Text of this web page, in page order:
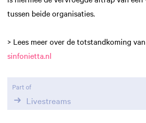
tussen beide organisaties.
> Lees meer over de totstandkoming
sinfonietta.nl
Part of
Livestreams